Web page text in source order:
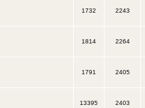
1732 2243
1814 2264
1791 2405
13395 2403